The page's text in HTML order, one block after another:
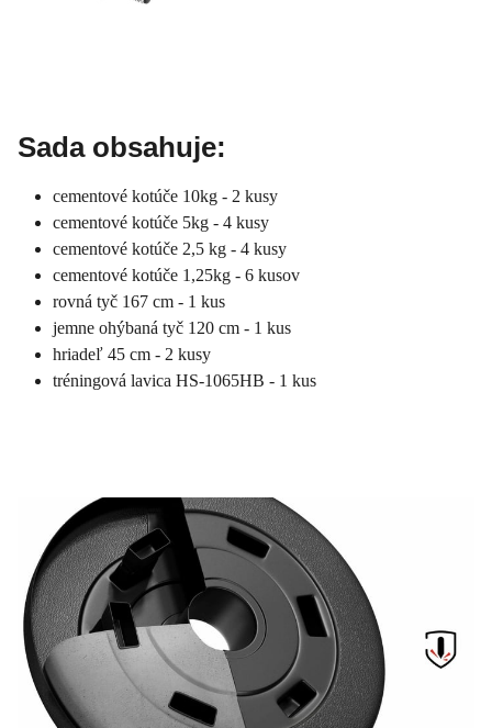
Sada obsahuje:
cementové kotúče 10kg - 2 kusy
cementové kotúče 5kg - 4 kusy
cementové kotúče 2,5 kg - 4 kusy
cementové kotúče 1,25kg - 6 kusov
rovná tyč 167 cm - 1 kus
jemne ohýbaná tyč 120 cm - 1 kus
hriadeľ 45 cm - 2 kusy
tréningová lavica HS-1065HB - 1 kus